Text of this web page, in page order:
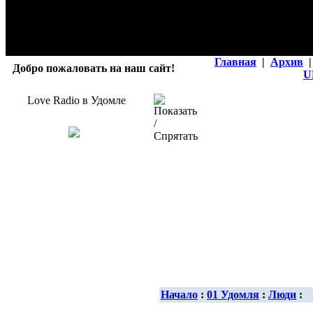
Добро пожаловать на наш сайт!
Главная | Архив |
Love Radio в Удомле
Начало : 01 Удомля : Люди :